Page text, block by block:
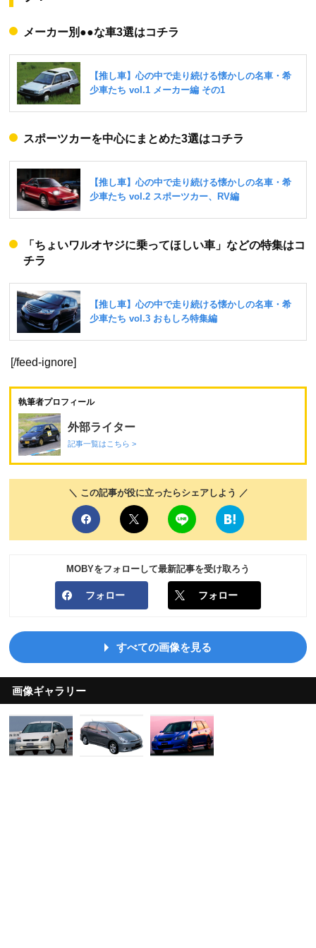
メーカー別●●な車3選はコチラ
スポーツカーを中心にまとめた3選はコチラ
「ちょいワルオヤジに乗ってほしい車」などの特集はコ
チラ
[/feed-ignore]
執筆者プロフィール
外部ライター
記事一覧はこちら >
＼ この記事が役に立ったらシェアしよう ／
MOBYをフォローして最新記事を受け取ろう
フォロー フォロー
すべての画像を見る
画像ギャラリー